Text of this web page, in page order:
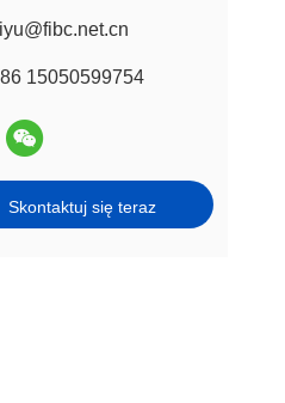
15050599754
Skontaktuj się teraz